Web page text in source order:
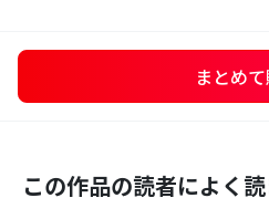
まとめ
この作品の読者によく